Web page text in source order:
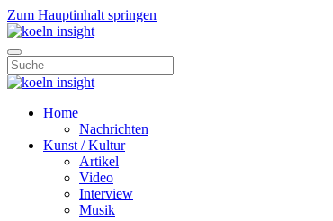
Zum Hauptinhalt springen
Home
Nachrichten
Kunst / Kultur
Artikel
Video
Interview
Musik